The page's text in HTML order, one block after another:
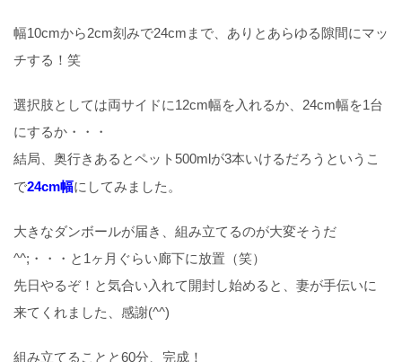
幅10cmから2cm刻みで24cmまで、ありとあらゆる隙間にマッ
チする！笑
選択肢としては両サイドに12cm幅を入れるか、24cm幅を1台
にするか・・・
結局、奥行きあるとペット500mlが3本いけるだろうというこ
で24cm幅にしてみました。
大きなダンボールが届き、組み立てるのが大変そうだ
^^;・・・と1ヶ月ぐらい廊下に放置（笑）
先日やるぞ！と気合い入れて開封し始めると、妻が手伝いに
来てくれました、感謝(^^)
組み立てることと60分、完成！